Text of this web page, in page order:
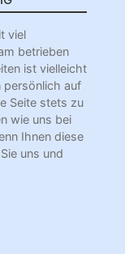
viel
betrieben
ist vielleicht
persönlich auf
Seite stets zu
wie uns bei
Ihnen diese
uns und